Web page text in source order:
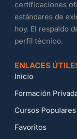
certificaciones
estándares de
hoy. El respaldo
perfil técnico.
ENLACES
Inicio
Formación
Cursos Populares
Favoritos